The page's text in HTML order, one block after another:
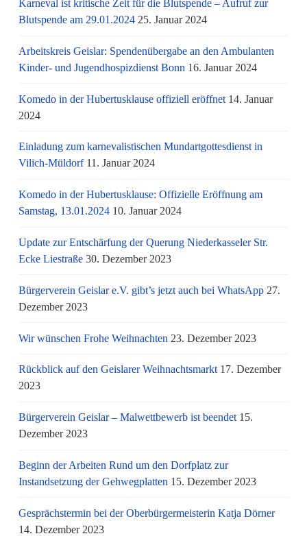
Karneval ist kritische Zeit für die Blutspende – Aufruf zur
Blutspende am 29.01.2024 25. Januar 2024
Arbeitskreis Geislar: Spendenübergabe an den Ambulanten
Kinder- und Jugendhospizdienst Bonn 16. Januar 2024
Komedo in der Hubertusklause offiziell eröffnet 14. Januar
2024
Einladung zum karnevalistischen Mundartgottesdienst in
Vilich-Müldorf 11. Januar 2024
Komedo in der Hubertusklause: Offizielle Eröffnung am
Samstag, 13.01.2024 10. Januar 2024
Update zur Entschärfung der Querung Niederkasseler Str.
Ecke Liestraße 30. Dezember 2023
Bürgerverein Geislar e.V. gibt’s jetzt auch bei WhatsApp 27.
Dezember 2023
Wir wünschen Frohe Weihnachten 23. Dezember 2023
Rückblick auf den Geislarer Weihnachtsmarkt 17. Dezember
2023
Bürgerverein Geislar – Malwettbewerb ist beendet 15.
Dezember 2023
Beginn der Arbeiten Rund um den Dorfplatz zur
Instandsetzung der Gehwegplatten 15. Dezember 2023
Gesprächstermin bei der Oberbürgermeisterin Katja Dörner
14. Dezember 2023